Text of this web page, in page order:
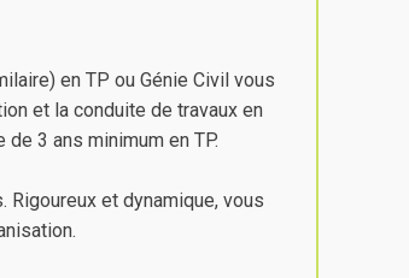
en TP ou Génie Civil vous
et la conduite de travaux en
3 ans minimum en TP.
et dynamique, vous